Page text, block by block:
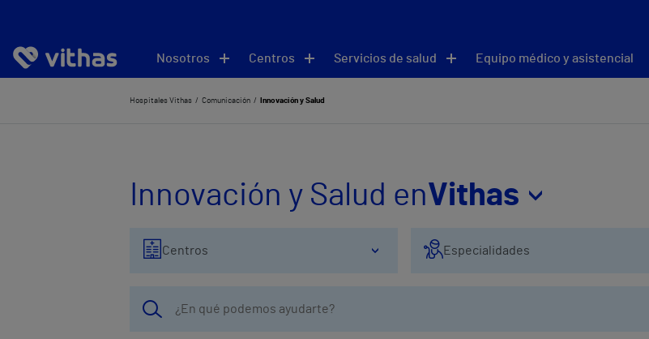
Nosotros Centros Servicios de salud Equipo médico y asistencial
Hospitales Vithas Comunicación Innovación y Salud
Innovación y Salud enVithas
Centros Especialidades